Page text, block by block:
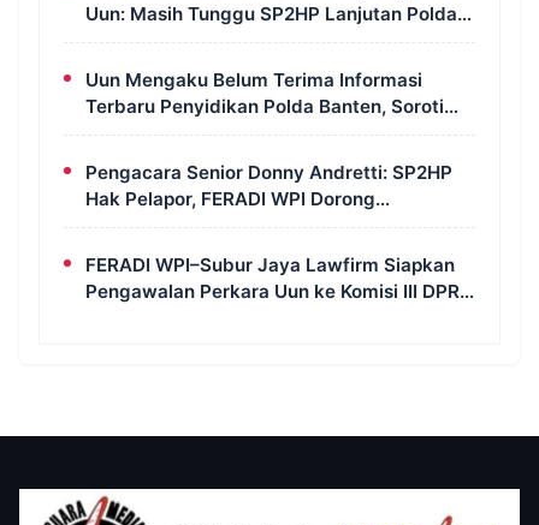
Uun: Masih Tunggu SP2HP Lanjutan Polda
Banten
Uun Mengaku Belum Terima Informasi
Terbaru Penyidikan Polda Banten, Soroti
Transparansi Perkara
Pengacara Senior Donny Andretti: SP2HP
Hak Pelapor, FERADI WPI Dorong
Transparansi Perkara Uun
FERADI WPI–Subur Jaya Lawfirm Siapkan
Pengawalan Perkara Uun ke Komisi III DPR